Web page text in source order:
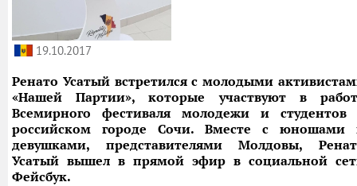
19.10.2017
Ренато Усатый встретился с молодыми
«Нашей Партии», которые участвуют в
Всемирного фестиваля молодежи и студентов
российском городе Сочи. Вместе с юношами
девушками, представителями Молдовы,
Усатый вышел в прямой эфир в социальной
Фейсбук.